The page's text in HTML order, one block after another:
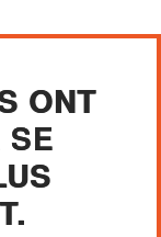
ONT
SE